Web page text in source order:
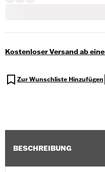
Kostenloser Versand ab
Zur Wunschliste Hinzufügen
BESCHREIBUNG